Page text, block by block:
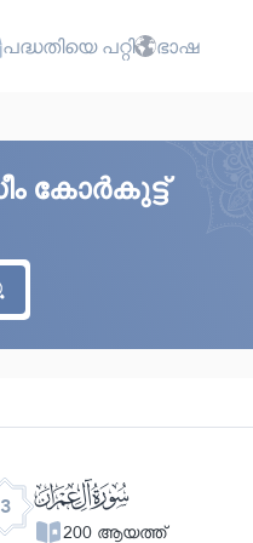
പദ്ധതിയെ പറ്റി ഭാഷ
കോർകുട്ട്
3 ﮏ
200 ആയത്ത്